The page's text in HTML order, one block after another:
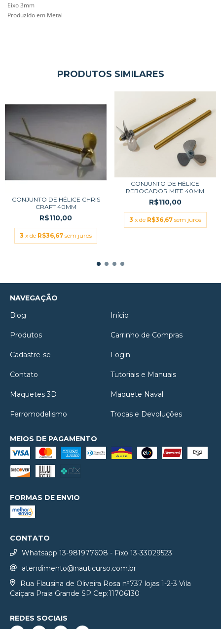
Eixo 3mm
Produzido em Metal
PRODUTOS SIMILARES
CONJUNTO DE HÉLICE CHRIS
CRAFT 40MM
R$110,00
3 x de R$36,67 sem juros
CONJUNTO DE HÉLICE
REBOCADOR MITE 40MM
R$110,00
3 x de R$36,67 sem juros
NAVEGAÇÃO
Blog
Início
Produtos Carrinho de Compras
Cadastre-se Login
Contato Tutoriais e Manuais
Maquetes 3D Maquete Naval
Ferromodelismo Trocas e Devoluções
MEIOS DE PAGAMENTO
FORMAS DE ENVIO
CONTATO
Whatsapp 13-981977608 - Fixo 13-33029523
atendimento@nauticurso.com.br
Rua Flausina de Oliveira Rosa nº737 lojas 1-2-3 Vila
Caiçara Praia Grande SP Cep:11706130
REDES SOCIAIS